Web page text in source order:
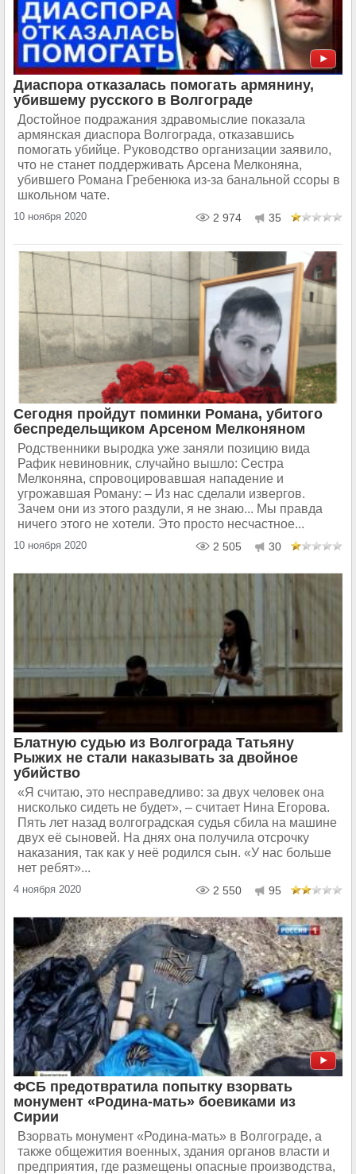
Диаспора отказалась помогать армянину,
убившему русского в Волгограде
Достойное подражания здравомыслие показала
армянская диаспора Волгограда, отказавшись
помогать убийце. Руководство организации заявило,
что не станет поддерживать Арсена Мелконяна,
убившего Романа Гребенюка из-за банальной ссоры в
школьном чате.
10 ноября 2020 2 974 35
Сегодня пройдут поминки Романа, убитого
беспредельщиком Арсеном Мелконяном
Родственники выродка уже заняли позицию вида
Рафик невиновник, случайно вышло: Сестра
Мелконяна, спровоцировавшая нападение и
угрожавшая Роману: – Из нас сделали извергов.
Зачем они из этого раздули, я не знаю... Мы правда
ничего этого не хотели. Это просто несчастное...
10 ноября 2020 2 505 30
Блатную судью из Волгограда Татьяну
Рыжих не стали наказывать за двойное
убийство
«Я считаю, это несправедливо: за двух человек она
нисколько сидеть не будет», – считает Нина Егорова.
Пять лет назад волгоградская судья сбила на машине
двух её сыновей. На днях она получила отсрочку
наказания, так как у неё родился сын. «У нас больше
нет ребят»...
4 ноября 2020 2 550 95
ФСБ предотвратила попытку взорвать
монумент «Родина-мать» боевиками из
Сирии
Взорвать монумент «Родина-мать» в Волгограде, а
также общежития военных, здания органов власти и
предприятия, где размещены опасные производства,